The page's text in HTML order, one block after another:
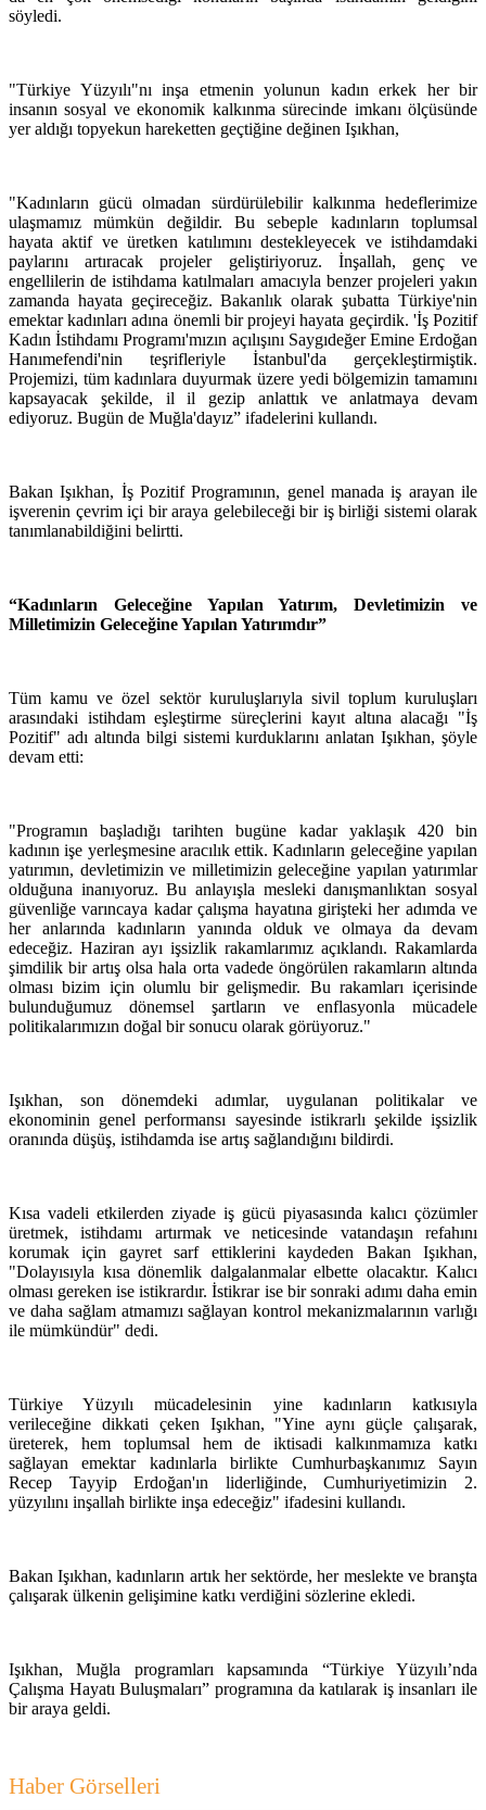
söyledi.
"Türkiye Yüzyılı"nı inşa etmenin yolunun kadın erkek her bir
insanın sosyal ve ekonomik kalkınma sürecinde imkanı ölçüsünde
yer aldığı topyekun hareketten geçtiğine değinen Işıkhan,
"Kadınların gücü olmadan sürdürülebilir kalkınma hedeflerimize
ulaşmamız mümkün değildir. Bu sebeple kadınların toplumsal
hayata aktif ve üretken katılımını destekleyecek ve istihdamdaki
paylarını artıracak projeler geliştiriyoruz. İnşallah, genç ve
engellilerin de istihdama katılmaları amacıyla benzer projeleri yakın
zamanda hayata geçireceğiz. Bakanlık olarak şubatta Türkiye'nin
emektar kadınları adına önemli bir projeyi hayata geçirdik. 'İş Pozitif
Kadın İstihdamı Programı'mızın açılışını Saygıdeğer Emine Erdoğan
Hanımefendi'nin teşrifleriyle İstanbul'da gerçekleştirmiştik.
Projemizi, tüm kadınlara duyurmak üzere yedi bölgemizin tamamını
kapsayacak şekilde, il il gezip anlattık ve anlatmaya devam
ediyoruz. Bugün de Muğla'dayız” ifadelerini kullandı.
Bakan Işıkhan, İş Pozitif Programının, genel manada iş arayan ile
işverenin çevrim içi bir araya gelebileceği bir iş birliği sistemi olarak
tanımlanabildiğini belirtti.
“Kadınların Geleceğine Yapılan Yatırım, Devletimizin ve
Milletimizin Geleceğine Yapılan Yatırımdır”
Tüm kamu ve özel sektör kuruluşlarıyla sivil toplum kuruluşları
arasındaki istihdam eşleştirme süreçlerini kayıt altına alacağı "İş
Pozitif" adı altında bilgi sistemi kurduklarını anlatan Işıkhan, şöyle
devam etti:
"Programın başladığı tarihten bugüne kadar yaklaşık 420 bin
kadının işe yerleşmesine aracılık ettik. Kadınların geleceğine yapılan
yatırımın, devletimizin ve milletimizin geleceğine yapılan yatırımlar
olduğuna inanıyoruz. Bu anlayışla mesleki danışmanlıktan sosyal
güvenliğe varıncaya kadar çalışma hayatına girişteki her adımda ve
her anlarında kadınların yanında olduk ve olmaya da devam
edeceğiz. Haziran ayı işsizlik rakamlarımız açıklandı. Rakamlarda
şimdilik bir artış olsa hala orta vadede öngörülen rakamların altında
olması bizim için olumlu bir gelişmedir. Bu rakamları içerisinde
bulunduğumuz dönemsel şartların ve enflasyonla mücadele
politikalarımızın doğal bir sonucu olarak görüyoruz."
Işıkhan, son dönemdeki adımlar, uygulanan politikalar ve
ekonominin genel performansı sayesinde istikrarlı şekilde işsizlik
oranında düşüş, istihdamda ise artış sağlandığını bildirdi.
Kısa vadeli etkilerden ziyade iş gücü piyasasında kalıcı çözümler
üretmek, istihdamı artırmak ve neticesinde vatandaşın refahını
korumak için gayret sarf ettiklerini kaydeden Bakan Işıkhan,
"Dolayısıyla kısa dönemlik dalgalanmalar elbette olacaktır. Kalıcı
olması gereken ise istikrardır. İstikrar ise bir sonraki adımı daha emin
ve daha sağlam atmamızı sağlayan kontrol mekanizmalarının varlığı
ile mümkündür" dedi.
Türkiye Yüzyılı mücadelesinin yine kadınların katkısıyla
verileceğine dikkati çeken Işıkhan, "Yine aynı güçle çalışarak,
üreterek, hem toplumsal hem de iktisadi kalkınmamıza katkı
sağlayan emektar kadınlarla birlikte Cumhurbaşkanımız Sayın
Recep Tayyip Erdoğan'ın liderliğinde, Cumhuriyetimizin 2.
yüzyılını inşallah birlikte inşa edeceğiz" ifadesini kullandı.
Bakan Işıkhan, kadınların artık her sektörde, her meslekte ve branşta
çalışarak ülkenin gelişimine katkı verdiğini sözlerine ekledi.
Işıkhan, Muğla programları kapsamında “Türkiye Yüzyılı’nda
Çalışma Hayatı Buluşmaları” programına da katılarak iş insanları ile
bir araya geldi.
Haber Görselleri